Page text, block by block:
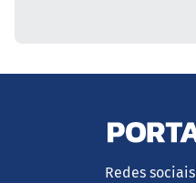
Redes sociais